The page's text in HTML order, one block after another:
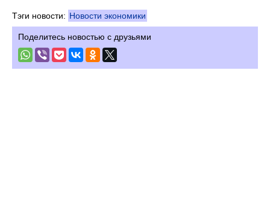
Тэги новости: Новости экономики
Поделитесь новостью с друзьями